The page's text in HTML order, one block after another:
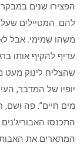
הפצירו שנים
להם. המטיילים
משהו שמימי. אבל
עדיף להקיף אותו
שהצליח לינוק מעט
יופיו של המדבר,
מים חיים”. פה ושם,
התכנסו